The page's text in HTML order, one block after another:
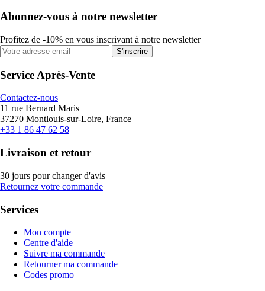
Abonnez-vous à notre newsletter
Profitez de -10% en vous inscrivant à notre newsletter
S'inscrire
Service Après-Vente
Contactez-nous
11 rue Bernard Maris
37270 Montlouis-sur-Loire, France
+33 1 86 47 62 58
Livraison et retour
30 jours pour changer d'avis
Retournez votre commande
Services
Mon compte
Centre d'aide
Suivre ma commande
Retourner ma commande
Codes promo